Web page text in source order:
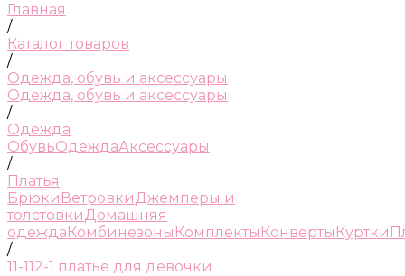
Главная
/
Каталог товаров
/
Одежда, обувь и аксессуары
Одежда, обувь и аксессуары
/
Одежда
ОбувьОдеждаАксессуары
/
Платья
Брюки ВетровкиДжемперы и
толстовкиДомашняя
одеждаКомбинезоны Комплекты Конверты Куртки
/
11-112-1 платье для девочки